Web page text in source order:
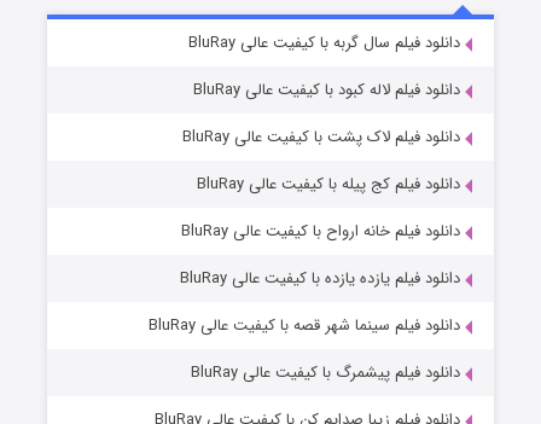
قسمت2 (زیرنویس) منتشر شد دانلود فیلم سال گربه با کیفیت عالی BluRay
دانلود فیلم لاله کبود با کیفیت عالی BluRay
دانلود فیلم لاک پشت با کیفیت عالی BluRay
دانلود فیلم کج‌ پیله با کیفیت عالی BluRay
دانلود فیلم خانه ارواح با کیفیت عالی BluRay
دانلود فیلم یازده یازده با کیفیت عالی BluRay
دانلود فیلم سینما شهر قصه با کیفیت عالی BluRay
دانلود فیلم پیشمرگ با کیفیت عالی BluRay